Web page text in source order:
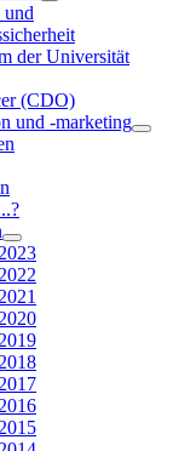
und
der Universität
(CDO)
und -marketing